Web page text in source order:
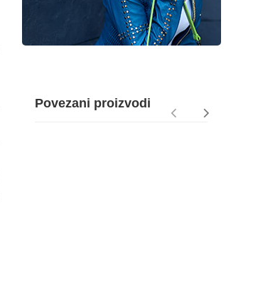
Povezani proizvodi